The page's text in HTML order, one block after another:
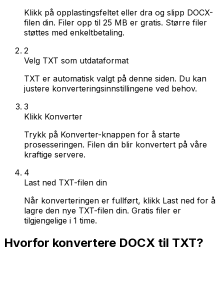
Klikk på opplastingsfeltet eller dra og slipp DOCX-
filen din. Filer opp til 25 MB er gratis. Større filer
støttes med enkeltbetaling.
2
Velg TXT som utdataformat
TXT er automatisk valgt på denne siden. Du kan
justere konverteringsinnstillingene ved behov.
3
Klikk Konverter
Trykk på Konverter-knappen for å starte
prosesseringen. Filen din blir konvertert på våre
kraftige servere.
4
Last ned TXT-filen din
Når konverteringen er fullført, klikk Last ned for å
lagre den nye TXT-filen din. Gratis filer er
tilgjengelige i 1 time.
Hvorfor konvertere DOCX til TXT?